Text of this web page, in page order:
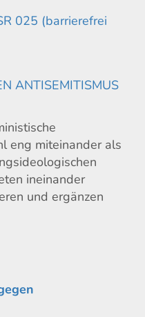
025 (barrierefrei
ANTISEMITISMUS
eng miteinander als
ineinander
und ergänzen